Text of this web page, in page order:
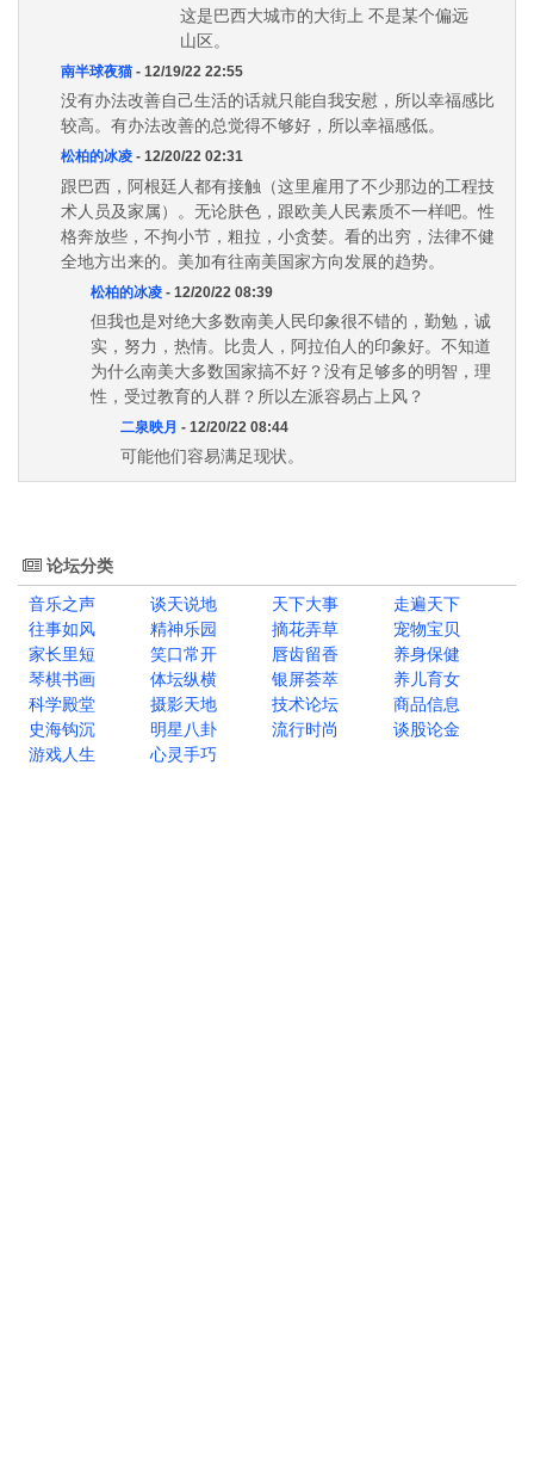
这是巴西大城市的大街上 不是某个偏远
山区。
南半球夜猫 - 12/19/22 22:55
没有办法改善自己生活的话就只能自我安慰，所以幸福感比
较高。有办法改善的总觉得不够好，所以幸福感低。
松柏的冰凌 - 12/20/22 02:31
跟巴西，阿根廷人都有接触（这里雇用了不少那边的工程技
术人员及家属）。无论肤色，跟欧美人民素质不一样吧。性
格奔放些，不拘小节，粗拉，小贪婪。看的出穷，法律不健
全地方出来的。美加有往南美国家方向发展的趋势。
松柏的冰凌 - 12/20/22 08:39
但我也是对绝大多数南美人民印象很不错的，勤勉，诚
实，努力，热情。比贵人，阿拉伯人的印象好。不知道
为什么南美大多数国家搞不好？没有足够多的明智，理
性，受过教育的人群？所以左派容易占上风？
二泉映月 - 12/20/22 08:44
可能他们容易满足现状。
论坛分类
音乐之声
谈天说地 天下大事
走遍天下
往事如风
精神乐园 摘花弄草
宠物宝贝
家长里短
笑口常开 唇齿留香
养身保健
琴棋书画
体坛纵横 银屏荟萃
养儿育女
科学殿堂
摄影天地 技术论坛
商品信息
史海钩沉
明星八卦 流行时尚
谈股论金
游戏人生
心灵手巧